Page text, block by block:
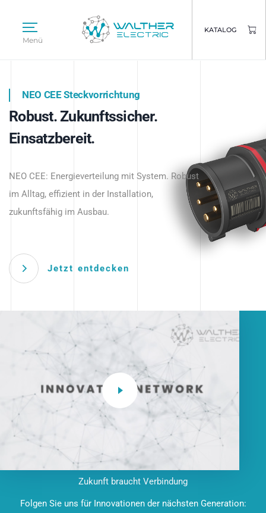
Menü
KATALOG
Intelligente Stromverteilung
beginnt hier.
NEO CEE Steckvorrichtung
Robust. Zukunftssicher.
Einsatzbereit.
NEO CEE: Energieverteilung mit System. Robust
im Alltag, effizient in der Installation,
zukunftsfähig im Ausbau.
Jetzt entdecken
Intelligenz trifft Energie.
Anwendungen – robust, IP-geschützt und
zukunftsfähig.
Zukunft braucht Verbindung
Folgen Sie uns für Innovationen der nächsten Generation: